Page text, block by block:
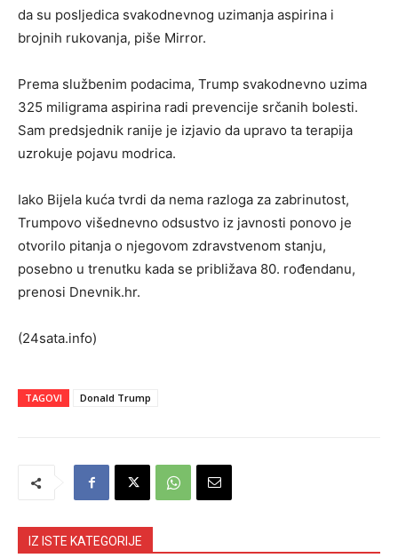
da su posljedica svakodnevnog uzimanja aspirina i
brojnih rukovanja, piše Mirror.
Prema službenim podacima, Trump svakodnevno uzima
325 miligrama aspirina radi prevencije srčanih bolesti.
Sam predsjednik ranije je izjavio da upravo ta terapija
uzrokuje pojavu modrica.
Iako Bijela kuća tvrdi da nema razloga za zabrinutost,
Trumpovo višednevno odsustvo iz javnosti ponovo je
otvorilo pitanja o njegovom zdravstvenom stanju,
posebno u trenutku kada se približava 80. rođendanu,
prenosi Dnevnik.hr.
(24sata.info)
TAGOVI Donald Trump
IZ ISTE KATEGORIJE